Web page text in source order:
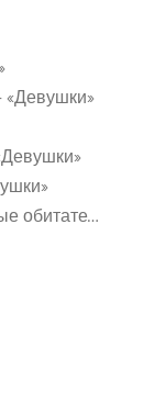
«Девушки»
(18 фото)